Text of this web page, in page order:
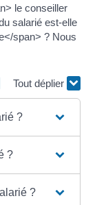
le conseiller
salarié est-elle
span> ? Nous
Tout déplier
?
?
?